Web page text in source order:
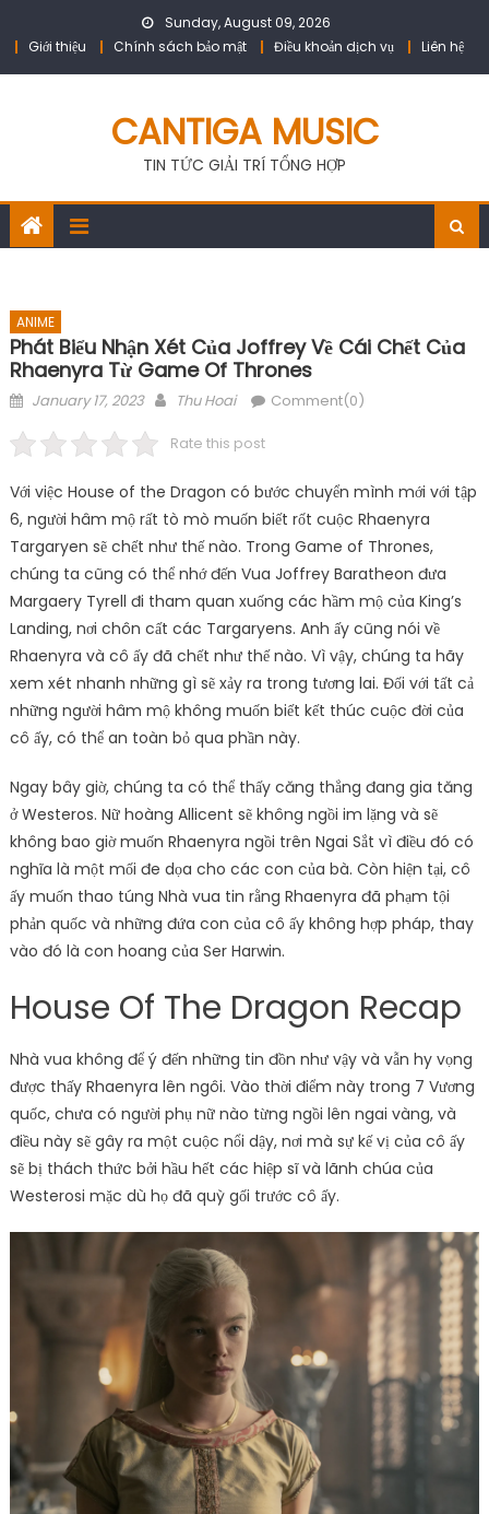
Sunday, August 09, 2026
Giới thiệu
Chính sách bảo mật Điều khoản dịch vụ Liên hệ
CANTIGA MUSIC
TIN TỨC GIẢI TRÍ TỔNG HỢP
ANIME
Phát Biểu Nhận Xét Của Joffrey Về Cái Chết Của
Rhaenyra Từ Game Of Thrones
Posted
January 17, 2023 Author
Thu Hoai Comment(0)
Rate this post
Với việc House of the Dragon có bước chuyển mình mới với tập
6, người hâm mộ rất tò mò muốn biết rốt cuộc Rhaenyra
Targaryen sẽ chết như thế nào. Trong Game of Thrones,
chúng ta cũng có thể nhớ đến Vua Joffrey Baratheon đưa
Margaery Tyrell đi tham quan xuống các hầm mộ của King’s
Landing, nơi chôn cất các Targaryens. Anh ấy cũng nói về
Rhaenyra và cô ấy đã chết như thế nào. Vì vậy, chúng ta hãy
xem xét nhanh những gì sẽ xảy ra trong tương lai. Đối với tất cả
những người hâm mộ không muốn biết kết thúc cuộc đời của
cô ấy, có thể an toàn bỏ qua phần này.
Ngay bây giờ, chúng ta có thể thấy căng thẳng đang gia tăng
ở Westeros. Nữ hoàng Allicent sẽ không ngồi im lặng và sẽ
không bao giờ muốn Rhaenyra ngồi trên Ngai Sắt vì điều đó có
nghĩa là một mối đe dọa cho các con của bà. Còn hiện tại, cô
ấy muốn thao túng Nhà vua tin rằng Rhaenyra đã phạm tội
phản quốc và những đứa con của cô ấy không hợp pháp, thay
vào đó là con hoang của Ser Harwin.
House Of The Dragon Recap
Nhà vua không để ý đến những tin đồn như vậy và vẫn hy vọng
được thấy Rhaenyra lên ngôi. Vào thời điểm này trong 7 Vương
quốc, chưa có người phụ nữ nào từng ngồi lên ngai vàng, và
điều này sẽ gây ra một cuộc nổi dậy, nơi mà sự kế vị của cô ấy
sẽ bị thách thức bởi hầu hết các hiệp sĩ và lãnh chúa của
Westerosi mặc dù họ đã quỳ gối trước cô ấy.